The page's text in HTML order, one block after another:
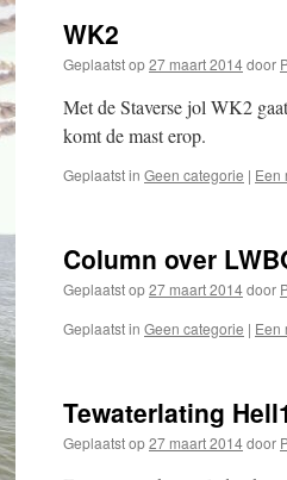
WK2
Geplaatst op27 maart 2014door
Met de Staverse jol WK2
komt de mast erop.
Geplaatst in Geen categorie | Een
Column over
Geplaatst op27 maart 2014door
Geplaatst in Geen categorie | Een
Tewaterlating Hell1
Geplaatst op27 maart 2014door